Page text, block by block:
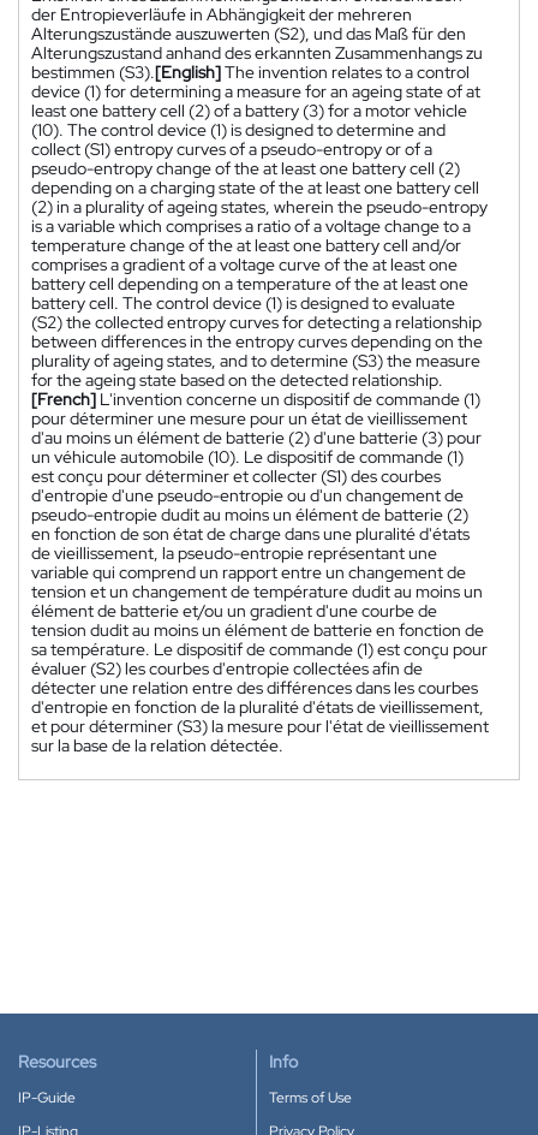
der Entropieverläufe in Abhängigkeit der mehreren
Alterungszustände auszuwerten (S2), und das Maß für den
Alterungszustand anhand des erkannten Zusammenhangs zu
bestimmen (S3).[English]The invention relates to a control
device (1) for determining a measure for an ageing state of at
least one battery cell (2) of a battery (3) for a motor vehicle
(10). The control device (1) is designed to determine and
collect (S1) entropy curves of a pseudo-entropy or of a
pseudo-entropy change of the at least one battery cell (2)
depending on a charging state of the at least one battery cell
(2) in a plurality of ageing states, wherein the pseudo-entropy
is a variable which comprises a ratio of a voltage change to a
temperature change of the at least one battery cell and/or
comprises a gradient of a voltage curve of the at least one
battery cell depending on a temperature of the at least one
battery cell. The control device (1) is designed to evaluate
(S2) the collected entropy curves for detecting a relationship
between differences in the entropy curves depending on the
plurality of ageing states, and to determine (S3) the measure
for the ageing state based on the detected relationship.
[French] L'invention concerne un dispositif de commande (1)
pour déterminer une mesure pour un état de vieillissement
d'au moins un élément de batterie (2) d'une batterie (3) pour
un véhicule automobile (10). Le dispositif de commande (1)
est conçu pour déterminer et collecter (S1) des courbes
d'entropie d'une pseudo-entropie ou d'un changement de
pseudo-entropie dudit au moins un élément de batterie (2)
en fonction de son état de charge dans une pluralité d'états
de vieillissement, la pseudo-entropie représentant une
variable qui comprend un rapport entre un changement de
tension et un changement de température dudit au moins un
élément de batterie et/ou un gradient d'une courbe de
tension dudit au moins un élément de batterie en fonction de
sa température. Le dispositif de commande (1) est conçu pour
évaluer (S2) les courbes d'entropie collectées afin de
détecter une relation entre des différences dans les courbes
d'entropie en fonction de la pluralité d'états de vieillissement,
et pour déterminer (S3) la mesure pour l'état de vieillissement
sur la base de la relation détectée.
Resources
IP-Guide
Info
Terms of Use